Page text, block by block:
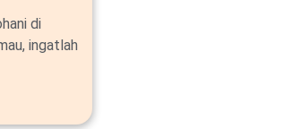
di
ingatlah